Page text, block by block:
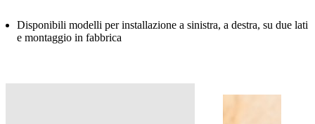
Disponibili modelli per installazione a sinistra, a destra, su due lati
e montaggio in fabbrica